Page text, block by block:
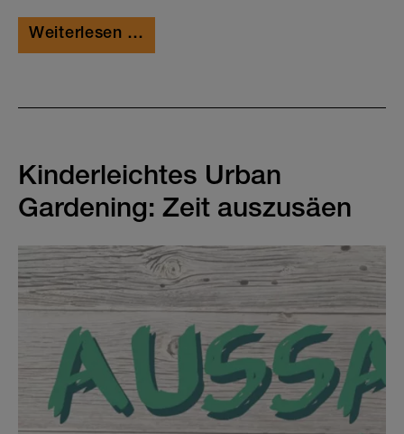
Weiterlesen …
Kinderleichtes Urban
Gardening: Zeit auszusäen